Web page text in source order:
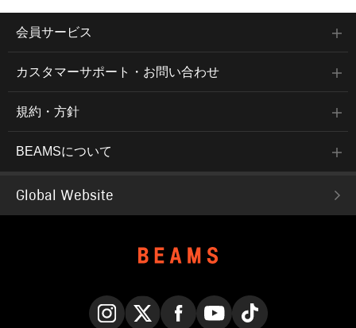
会員サービス
カスタマーサポート・お問い合わせ
規約・方針
BEAMSについて
Global Website